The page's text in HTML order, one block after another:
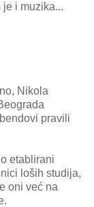
i muzika...
Nikola
pravili
etablirani
loših studija,
oni već na